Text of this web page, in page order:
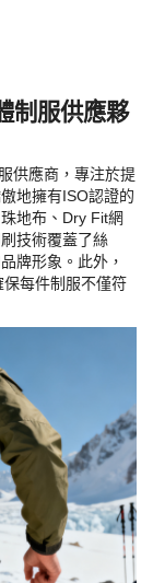
制服供應夥
供應商，專注於提
地擁有ISO認證的
地布、 Dry Fit網
技術覆蓋了絲
牌形象。此外，
保每件制服不僅符